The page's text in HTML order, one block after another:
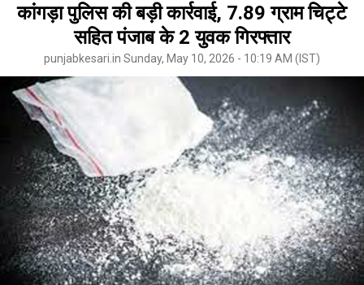
​कांगड़ा पुलिस की बड़ी कार्रवाई, 7.89 ग्राम चिट्टे
सहित पंजाब के 2 युवक गिरफ्तार
punjabkesari.in Sunday, May 10, 2026 - 10:19 AM (IST)